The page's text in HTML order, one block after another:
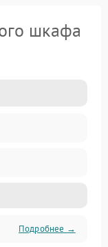
шкафа
Подробнее →